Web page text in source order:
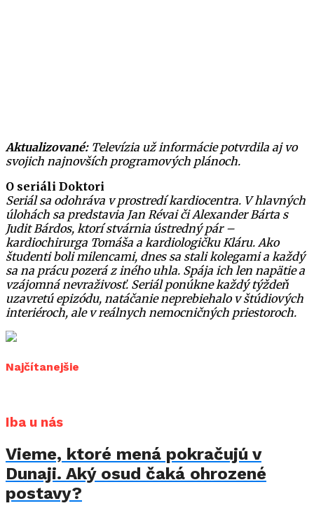
Aktualizované:Televízia už informácie potvrdila aj vo
svojich najnovších programových plánoch.
O seriáli Doktori
Seriál sa odohráva v prostredí kardiocentra. V hlavných
úlohách sa predstavia Jan Révai či Alexander Bárta s
Judit Bárdos, ktorí stvárnia ústredný pár –
kardiochirurga Tomáša a kardiologičku Kláru. Ako
študenti boli milencami, dnes sa stali kolegami a každý
sa na prácu pozerá z iného uhla. Spája ich len napätie a
vzájomná nevraživosť. Seriál ponúkne každý týždeň
uzavretú epizódu, natáčanie neprebiehalo v štúdiových
interiéroch, ale v reálnych nemocničných priestoroch.
Najčítanejšie
Iba u nás
Vieme, ktoré mená pokračujú v
Dunaji. Aký osud čaká ohrozené
postavy?